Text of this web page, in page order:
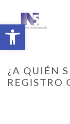
Abrir barra de herramientas
¿A QUIÉN
REGISTRO